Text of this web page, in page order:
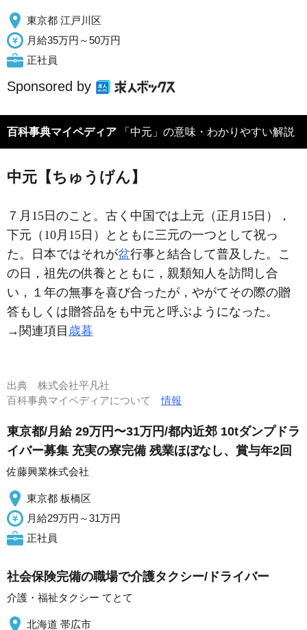
東京都 江戸川区
月給35万円～50万円
正社員
Sponsored by
百科事典マイペディア 「中元」の意味・わかりやすい解説
中元【ちゅうげん】
７月15日のこと。古く中国では上元（正月15日），
下元（10月15日）とともに三元の一つとして祝っ
た。日本ではそれが盆行事と結合して普及した。こ
の日，祖先の供養とともに，親類知人を訪問し合
い，１年の無事を喜び合ったが，やがてその際の贈
答もしくは贈答品をも中元と呼ぶようになった。
→関連項目 歳暮
出典 株式会社平凡社
百科事典マイペディアについて情報
東京都/月給 29万円〜31万円/都内近郊 10tダンプドラ
イバー募集 充実の寮完備 残業ほぼなし、賞与年2回
佐藤興業株式会社
東京都 板橋区
月給29万円～31万円
正社員
社会保険完備の職場で介護タクシー/ドライバー
介護・福祉タクシー てとて
北海道 帯広市